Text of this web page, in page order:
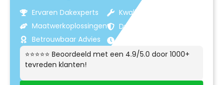
Ervaren Dakexperts
Maatwerkoplossingen
Betrouwbaar Advies
Kwaliteitsmaterialen
Duurzame Resultaten
⭐⭐⭐⭐⭐ Beoordeeld met een 4.9/5.0 door 1000+
tevreden klanten!